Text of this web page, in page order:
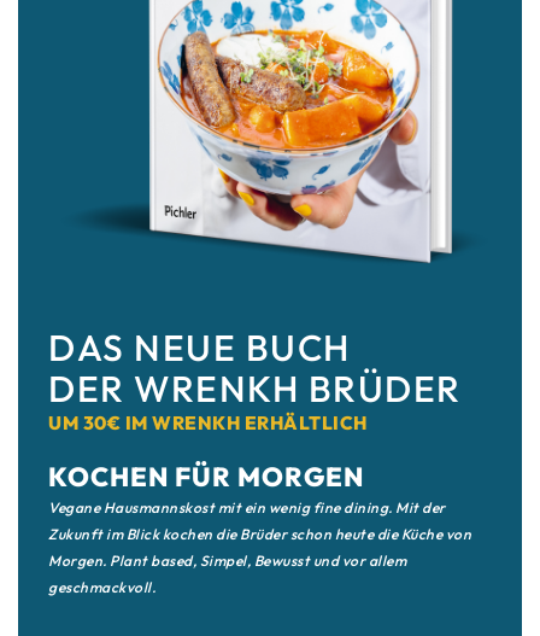
DAS NEUE BUCH
DER WRENKH BRÜDER
UM 30€ IM WRENKH ERHÄLTLICH
KOCHEN FÜR MORGEN
Vegane Hausmannskost mit ein wenig fine dining. Mit der
Zukunft im Blick kochen die Brüder schon heute die Küche von
Morgen. Plant based, Simpel, Bewusst und vor allem
geschmackvoll.